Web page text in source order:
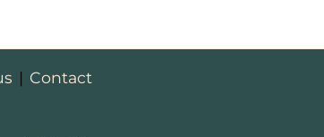
| Contact